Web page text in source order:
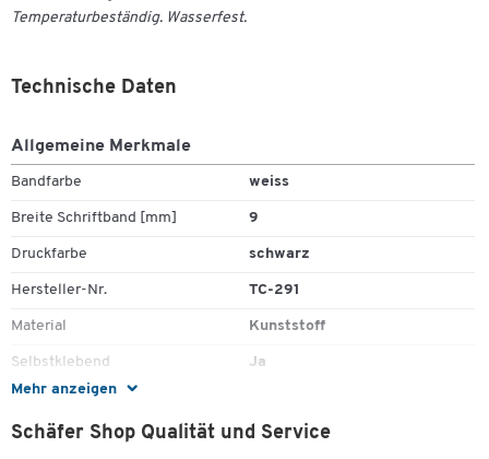
Temperaturbeständig. Wasserfest.
Mehr anzeigen
Technische Daten
Allgemeine Merkmale
Bandfarbe weiss
Breite Schriftband [mm] 9
Druckfarbe schwarz
Hersteller-Nr. TC-291
Material Kunststoff
Selbstklebend Ja
Schäfer Shop Qualität und Service